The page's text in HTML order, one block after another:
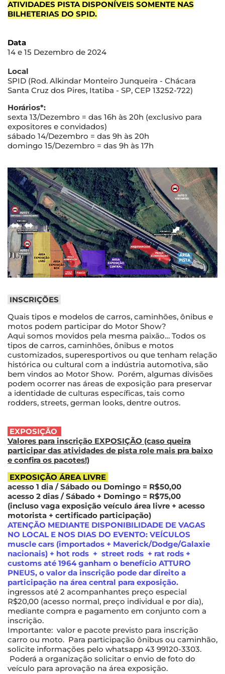
ATIVIDADES PISTA DISPONÍVEIS SOMENTE NAS
BILHETERIAS DO SPID.
Data
14 e 15 Dezembro de 2024
Local
SPID (Rod. Alkindar Monteiro Junqueira - Chácara
Santa Cruz dos Pires, Itatiba - SP, CEP 13252-722)
Horários*:
sexta 13/Dezembro = das 16h às 20h (exclusivo para
expositores e convidados)
sábado 14/Dezembro = das 9h às 20h
domingo 15/Dezembro = das 9h às 17h
INSCRIÇÕES
Quais tipos e modelos de carros, caminhões, ônibus e
motos podem participar do Motor Show?
Aqui somos movidos pela mesma paixão… Todos os
tipos de carros, caminhões, ônibus e motos
customizados, superesportivos ou que tenham relação
histórica ou cultural com a indústria automotiva, são
bem vindos ao Motor Show. Porém, algumas divisões
podem ocorrer nas áreas de exposição para preservar
a identidade de culturas específicas, tais como
rodders, streets, german looks, dentre outros.
EXPOSIÇÃO
Valores para inscrição EXPOSIÇÃO (caso queira
participar das atividades de pista role mais pra baixo
e confira os pacotes!)
EXPOSIÇÃO ÁREA LIVRE
acesso 1 dia / Sábado ou Domingo = R$50,00
acesso 2 dias / Sábado + Domingo = R$75,00
(incluso vaga exposição veículo área livre + acesso
motorista + certificado participação)
ATENÇÃO MEDIANTE DISPONIBILIDADE DE VAGAS
NO LOCAL E NOS DIAS DO EVENTO: VEÍCULOS
muscle cars (importados + Maverick/Dodge/Galaxie
nacionais) + hot rods + street rods + rat rods +
customs até 1964 ganham o benefício ATTURO
PNEUS, o valor da inscrição pode dar direito a
participação na área central para exposição.
ingressos até 2 acompanhantes preço especial
R$20,00 (acesso normal, preço individual e por dia),
mediante compra e pagamento em conjunto com a
inscrição.
Importante: valor e pacote previsto para inscrição
carro ou moto. Para participação ônibus ou caminhão,
solicite informações pelo whatsapp 43 99120-3303.
Poderá a organização solicitar o envio de foto do
veículo para aprovação na área exposição.